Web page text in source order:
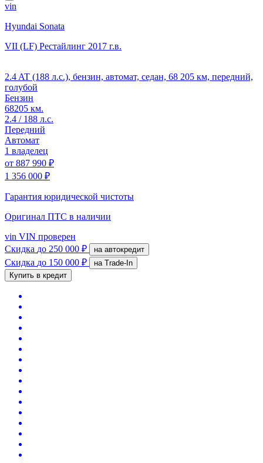
vin
Hyundai Sonata
VII (LF) Рестайлинг 2017 г.в.
2.4 AT (188 л.с.), бензин, автомат, седан, 68 205 км, передний,
голубой
Бензин
68205 км.
2.4 / 188 л.с.
Передний
Автомат
1 владелец
от 887 990 ₽
1 356 000 ₽
Гарантия юридической чистоты
Оригинал ПТС в наличии
vin VIN проверен
Скидка до 250 000 ₽ на автокредит
Скидка до 150 000 ₽
на Trade-In
Купить в кредит